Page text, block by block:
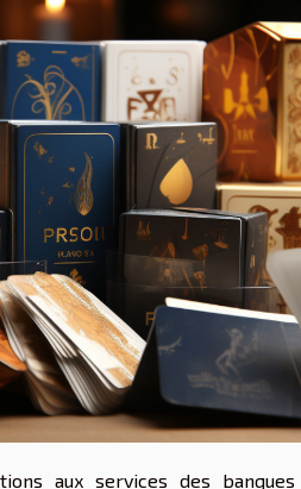
aux services des